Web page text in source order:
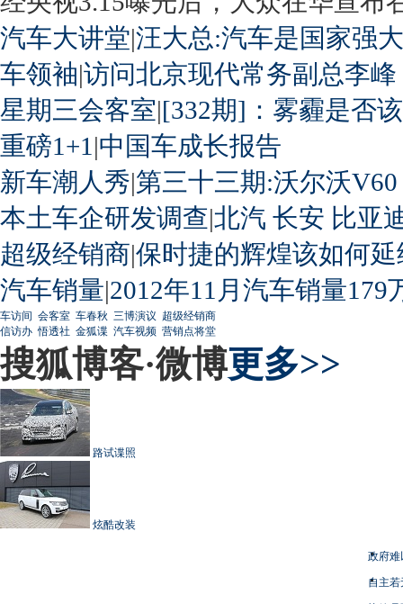
汽车大讲堂|汪大总:汽车是国家强
车领袖|访问北京现代常务副总李峰
星期三会客室|[332期]：雾霾是否
重磅1+1 |中国车成长报告
新车潮人秀|第三十三期:沃尔沃
本土车企研发调查|北汽 长安 比亚
超级经销商|保时捷的辉煌该如何延
汽车销量|2012年11月汽车销量179
车访间 会客室 车春秋 三博演议 超级经销商
信访办 悟透社 金狐谍 汽车视频 营销点将堂
搜狐博客·微博更多>>
路试谍照
炫酷改装
政府难
自主